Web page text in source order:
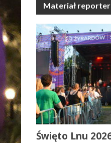
Materiał
Święto Lnu